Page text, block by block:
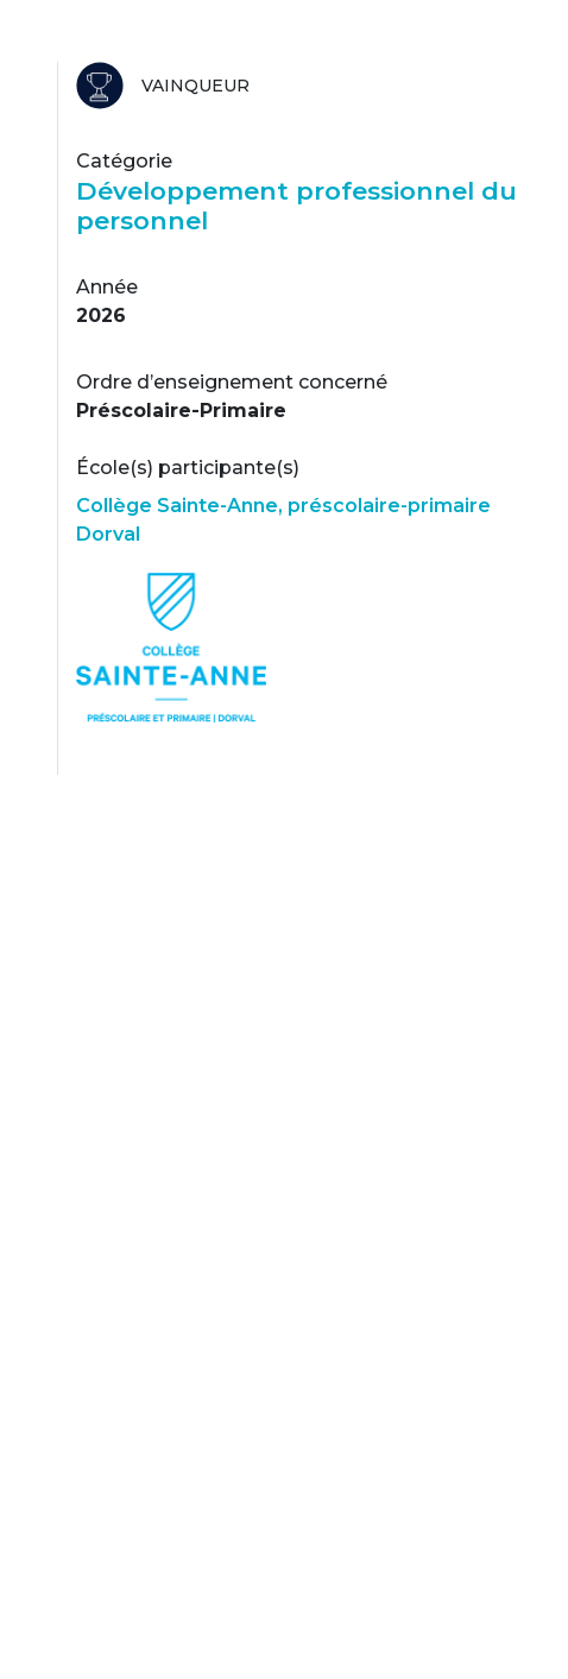
VAINQUEUR
Catégorie
Développement professionnel du
personnel
Année
2026
Ordre d’enseignement concerné
Préscolaire-Primaire
École(s) participante(s)
Collège Sainte-Anne, préscolaire-primaire
Dorval